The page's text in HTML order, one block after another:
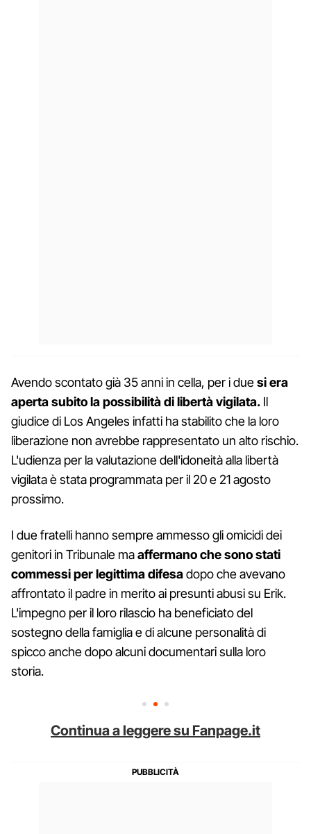
Avendo scontato già 35 anni in cella, per i duesi era
aperta subito la possibilità di libertà vigilata. Il
giudice di Los Angeles infatti ha stabilito che la loro
liberazione non avrebbe rappresentato un alto rischio.
L'udienza per la valutazione dell'idoneità alla libertà
vigilata è stata programmata per il 20 e 21 agosto
prossimo.
I due fratelli hanno sempre ammesso gli omicidi dei
genitori in Tribunale maaffermano che sono stati
commessi per legittima difesadopo che avevano
affrontato il padre in merito ai presunti abusi su Erik.
L'impegno per il loro rilascio ha beneficiato del
sostegno della famiglia e di alcune personalità di
spicco anche dopo alcuni documentari sulla loro
storia.
Continua a leggere su Fanpage.it